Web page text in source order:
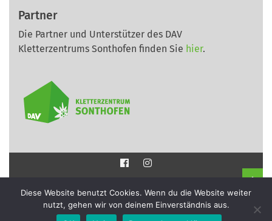
Partner
Die Partner und Unterstützer des DAV
Kletterzentrums Sonthofen finden Sie hier.
Datenschutz
Diese Website benutzt Cookies. Wenn du die Website weiter
nutzt, gehen wir von deinem Einverständnis aus.